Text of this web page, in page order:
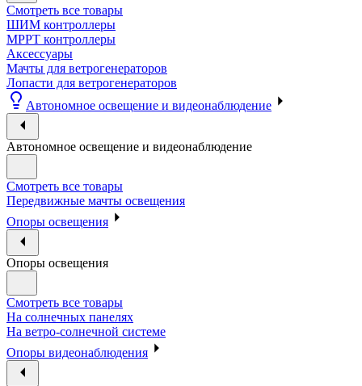
Смотреть все товары
ШИМ контроллеры
МРРТ контроллеры
Аксессуары
Мачты для ветрогенераторов
Лопасти для ветрогенераторов
Автономное освещение и видеонаблюдение
Автономное освещение и видеонаблюдение
Смотреть все товары
Передвижные мачты освещения
Опоры освещения
Опоры освещения
Смотреть все товары
На солнечных панелях
На ветро-солнечной системе
Опоры видеонаблюдения